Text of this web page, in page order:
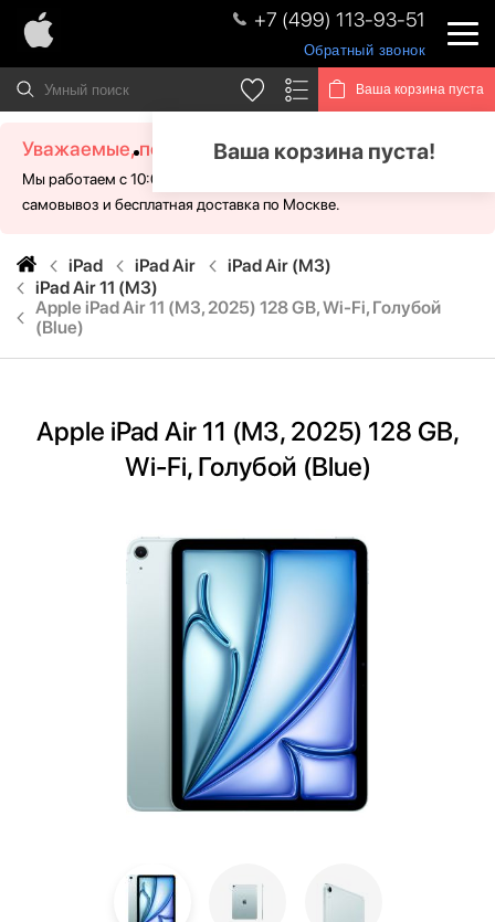
+7 (499) 113-93-51
Обратный звонок
Ваша корзина пуста
Ваша корзина пуста!
Уважаемые, посетители!
Мы работаем с 10:00 - 21:00 без выходных. Для Вас доступен
самовывоз и бесплатная доставка по Москве.
iPad iPad Air
iPad Air (M3)
iPad Air 11 (M3)
Apple iPad Air 11 (M3, 2025) 128 GB, Wi-Fi, Голубой
(Blue)
Apple iPad Air 11 (M3, 2025) 128 GB,
Wi-Fi, Голубой (Blue)